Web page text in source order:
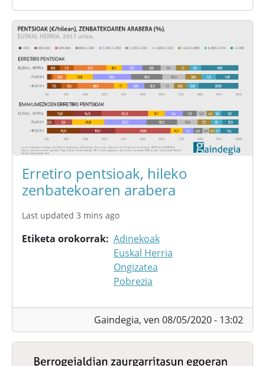
Erretiro pentsioak, hileko
zenbatekoaren arabera
Last updated 3 mins ago
Etiketa orokorrak Adinekoak
Euskal Herria
Ongizatea
Pobrezia
Gaindegia, ven 08/05/2020 - 13:02